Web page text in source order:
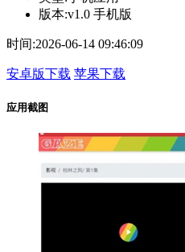
版本:v1.0 手机版
时间:2026-06-14 09:46:09
安卓版下载 苹果下载
应用截图